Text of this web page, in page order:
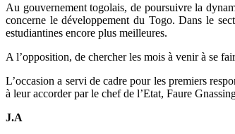
Au gouvernement togolais, de poursuivre la
concerne le développement du Togo. Dans le
estudiantines encore plus meilleures.
A l’opposition, de chercher les mois à venir à se
L’occasion a servi de cadre pour les premiers
à leur accorder par le chef de l’Etat, Faure
J.A